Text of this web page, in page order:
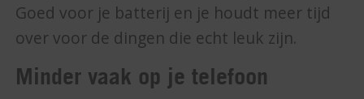
Goed voor je batterij en je houdt meer tijd
over voor de dingen die echt leuk zijn.
Minder vaak op je telefoon